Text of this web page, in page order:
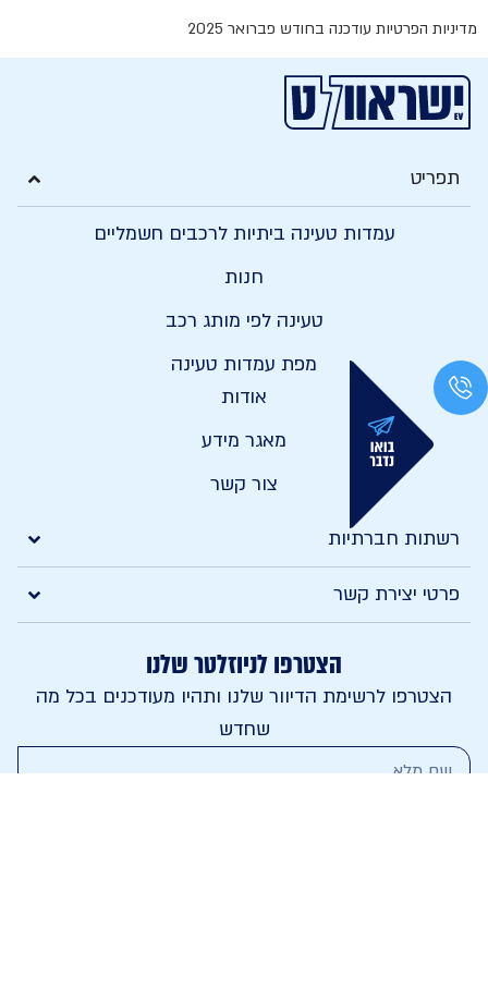
מדיניות הפרטיות עודכנה בחודש פברואר 2025
תפריט
עמדות טעינה ביתיות לרכבים חשמליים
חנות
טעינה לפי מותג רכב
מפת עמדות טעינה
אודות
מאגר מידע
צור קשר
רשתות חברתיות
פרטי יצירת קשר
הצטרפו לניוזלטר שלנו
הצטרפו לרשימת הדיוור שלנו ותהיו מעודכנים בכל מה
שחדש